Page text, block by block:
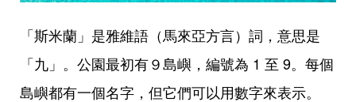
「斯米蘭」是雅維語（馬來亞方言）詞，意思是
「九」。公園最初有９島嶼，編號為 1 至 9。每個
島嶼都有一個名字，但它們可以用數字來表示。